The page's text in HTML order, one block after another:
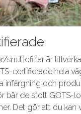
snuttefiltar är
certifierade hela
infärgning och
bär de stolt GOTS-
Det gör att du kan